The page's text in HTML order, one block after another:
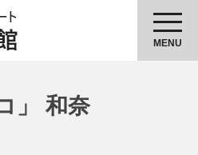
美
MENU
」 和奈